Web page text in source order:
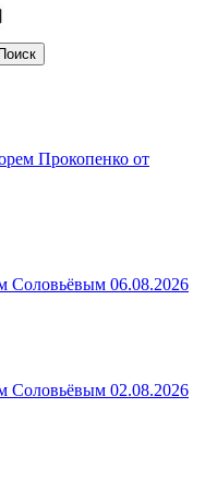
Прокопенко от
Соловьёвым 06.08.2026
Соловьёвым 02.08.2026